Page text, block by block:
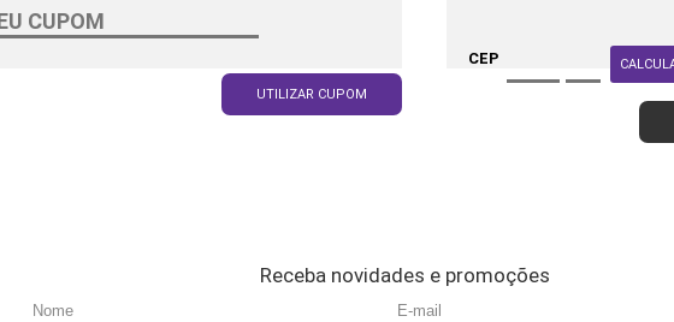
UTILIZAR CUPOM
CEP
Receba novidades e promoções